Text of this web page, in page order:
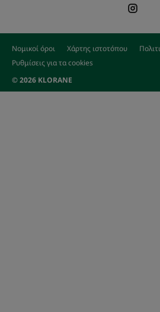
Νομικοί όροι Χάρτης ιστοτόπου
Ρυθμίσεις για τα cookies
© 2026 KLORANE